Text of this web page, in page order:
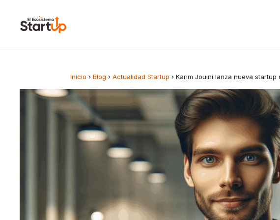
Inicio › Blog › Actualidad Startup › Karim Jouini lanza nueva startup